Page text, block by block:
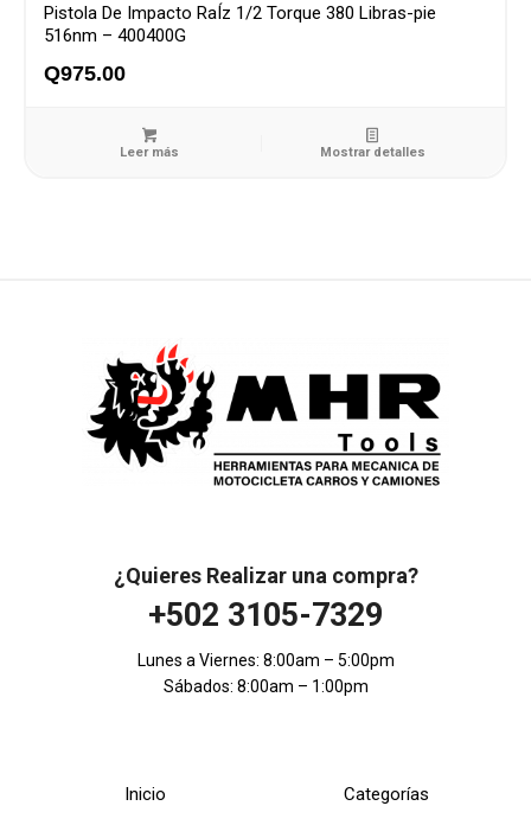
Pistola De Impacto RaÍz 1/2 Torque 380 Libras-pie
516nm – 400400G
Q975.00
Leer más Mostrar detalles
¿Quieres Realizar una compra?
+502 3105-7329
Lunes a Viernes: 8:00am – 5:00pm
Sábados: 8:00am – 1:00pm
Inicio Categorías